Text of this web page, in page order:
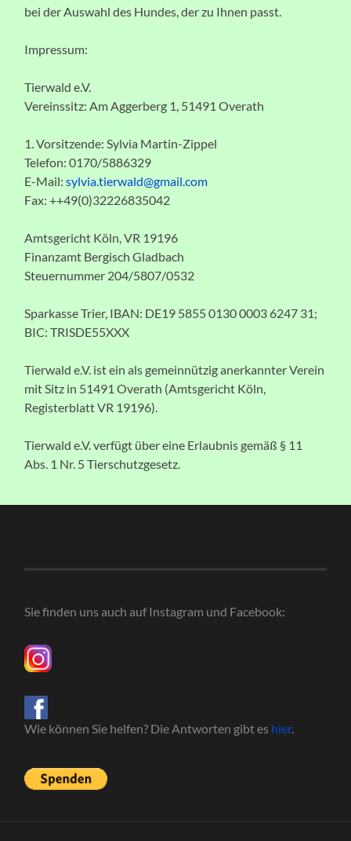
bei der Auswahl des Hundes, der zu Ihnen passt.
Impressum:
Tierwald e.V.
Vereinssitz: Am Aggerberg 1, 51491 Overath
1. Vorsitzende: Sylvia Martin-Zippel
Telefon: 0170/5886329
E-Mail:sylvia.tierwald@gmail.com
Fax: ++49(0)32226835042
Amtsgericht Köln, VR 19196
Finanzamt Bergisch Gladbach
Steuernummer 204/5807/0532
Sparkasse Trier, IBAN: DE19 5855 0130 0003 6247 31;
BIC: TRISDE55XXX
Tierwald e.V. ist ein als gemeinnützig anerkannter Verein
mit Sitz in 51491 Overath (Amtsgericht Köln,
Registerblatt VR 19196).
Tierwald e.V. verfügt über eine Erlaubnis gemäß § 11
Abs. 1 Nr. 5 Tierschutzgesetz.
Sie finden uns auch auf Instagram und Facebook:
Wie können Sie helfen? Die Antworten gibt es hier.